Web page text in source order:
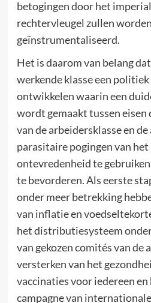
betogingen door het
rechtervleugel zullen worden
geïnstrumentaliseerd.
Het is daarom van belang
werkende klasse een
ontwikkelen waarin een
wordt gemaakt tussen eisen
van de arbeidersklasse en de
parasitaire pogingen van
ontevredenheid te
te bevorderen. Als eerste
onder meer betrekking
van inflatie en
het distributiesysteem
van gekozen comités van de
versterken van het
vaccinaties voor iedereen
campagne van